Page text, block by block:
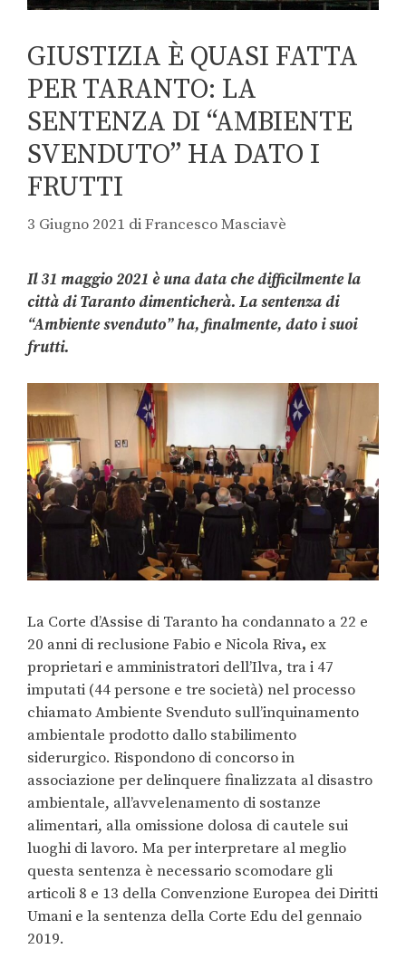
GIUSTIZIA È QUASI FATTA
PER TARANTO: LA
SENTENZA DI “AMBIENTE
SVENDUTO” HA DATO I
FRUTTI
3 Giugno 2021 diFrancesco Masciavè
Il 31 maggio 2021 è una data che difficilmente la
città di Taranto dimenticherà. La sentenza di
“Ambiente svenduto” ha, finalmente, dato i suoi
frutti.
La Corte d’Assise di Taranto ha condannato a 22 e
20 anni di reclusione Fabio e Nicola Riva, ex
proprietari e amministratori dell’Ilva, tra i 47
imputati (44 persone e tre società) nel processo
chiamato Ambiente Svenduto sull’inquinamento
ambientale prodotto dallo stabilimento
siderurgico. Rispondono di concorso in
associazione per delinquere finalizzata al disastro
ambientale, all’avvelenamento di sostanze
alimentari, alla omissione dolosa di cautele sui
luoghi di lavoro. Ma per interpretare al meglio
questa sentenza è necessario scomodare gli
articoli 8 e 13 della Convenzione Europea dei Diritti
Umani e la sentenza della Corte Edu del gennaio
2019.